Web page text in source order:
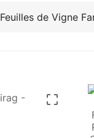
Feuilles de Vigne
